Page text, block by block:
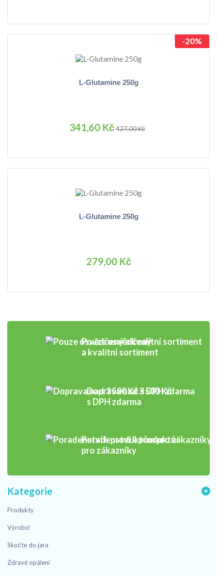
L-Glutamine 250g
341,60 Kč427,00 Kč
-20%
L-Glutamine 250g
279,00 Kč
Pouze osvědčený
a kvalitní sortiment
Doprava nad 3 500 Kč
s DPH zdarma
Poradenství k produktům
pro zákazníky
Kategorie
Produkty
Výrobci
Skočte do jara
Zdravé opálení